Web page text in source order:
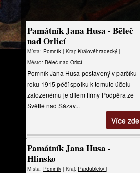
Památník Jana Husa - Běleč
nad Orlicí
Místa: Pomník | Kraj: Královéhradecký |
Město: Běleč nad Orlicí
Pomník Jana Husa postavený v parčíku
roku 1915 péčí spolku k tomuto účelu
založenému je dílem firmy Podpěra ze
Světlé nad Sázav...
Více zde
Památník Jana Husa -
Hlinsko
Místa: Pomník | Kraj: Pardubický |